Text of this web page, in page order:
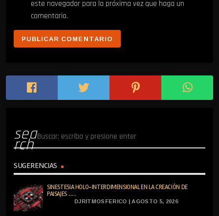
este navegador para la próxima vez que haga un
comentario.
sea
rch
SUGERENCIAS
SINESTESIA HOLO-INTERDIMENSIONAL EN LA CREACIÓN DE
PAISAJES ......
DJRITMOSFERICO | AGOSTO 5, 2026